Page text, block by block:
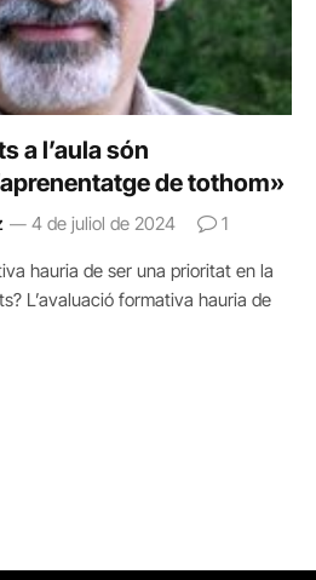
a l’aula són
de tothom»
4 de juliol de 2024 1
hauria de ser una prioritat en la
L’avaluació formativa hauria de